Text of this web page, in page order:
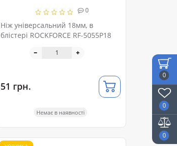
0
0
0
0
Ніж універсальний 18мм, в
блістері ROCKFORCE RF-5055P18
51 грн.
Немає в наявності